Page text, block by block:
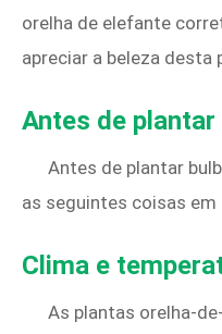
orelha de elefante
apreciar a beleza desta
Antes de plantar
Antes de plantar
as seguintes coisas em
Clima e
As plantas orelha-